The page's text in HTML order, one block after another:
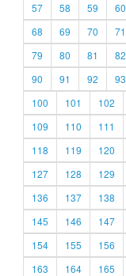
57
58 59 60
68
69 70 71
79
80 81 82
90
91 92 93
100
101 102
109
110 111
118
119 120
127
128 129
136
137 138
145
146 147
154
155 156
163
164 165